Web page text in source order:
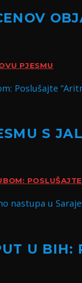
PJESMU
S
U BIH: